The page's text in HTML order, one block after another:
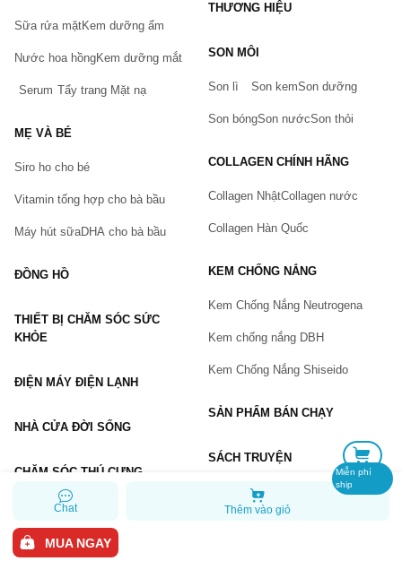
Chat Thêm vào giỏ
MUA NGAY
Miễn phí
ship
Bạn gặp vấn đề về sản phẩm hay mua hàng?
Hãy báo lỗi cho chúng tôi. Hoặc gọi cho chúng tôi qua số
Vấn đề(*)
GỬI BÁO LỖI
Sữa rửa mặtKem dưỡng ẩm
Nước hoa hồngKem dưỡng mắt
Serum Tẩy trang Mặt nạ
MẸ VÀ BÉ
Siro ho cho bé
Vitamin tổng hợp cho bà bầu
Máy hút sữaDHA cho bà bầu
ĐỒNG HỒ
THIẾT BỊ CHĂM SÓC SỨC
KHỎE
ĐIỆN MÁY ĐIỆN LẠNH
NHÀ CỬA ĐỜI SỐNG
CHĂM SÓC THÚ CƯNG
THƯƠNG HIỆU
SON MÔI
Son lì Son kemSon dưỡng
Son bóngSon nướcSon thỏi
COLLAGEN CHÍNH HÃNG
Collagen NhậtCollagen nước
Collagen Hàn Quốc
KEM CHỐNG NẮNG
Kem Chống Nắng Neutrogena
Kem chống nắng DBH
Kem Chống Nắng Shiseido
SẢN PHẨM BÁN CHẠY
SÁCH TRUYỆN